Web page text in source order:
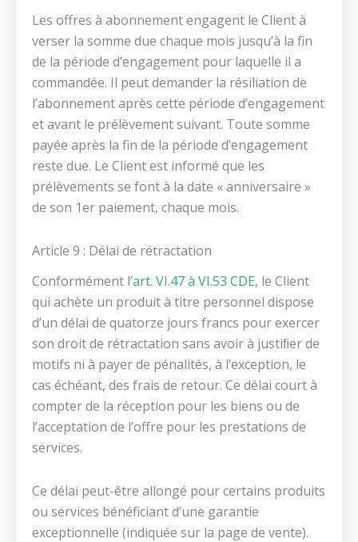
Les offres à abonnement engagent le Client à
verser la somme due chaque mois jusqu’à la fin
de la période d’engagement pour laquelle il a
commandée. Il peut demander la résiliation de
l’abonnement après cette période d’engagement
et avant le prélèvement suivant. Toute somme
payée après la fin de la période d’engagement
reste due. Le Client est informé que les
prélèvements se font à la date « anniversaire »
de son 1er paiement, chaque mois.
Article 9 : Délai de rétractation
Conformément l’art. VI.47 à VI.53 CDE, le Client
qui achète un produit à titre personnel dispose
d’un délai de quatorze jours francs pour exercer
son droit de rétractation sans avoir à justiﬁer de
motifs ni à payer de pénalités, à l’exception, le
cas échéant, des frais de retour. Ce délai court à
compter de la réception pour les biens ou de
l’acceptation de l’offre pour les prestations de
services.
Ce délai peut-être allongé pour certains produits
ou services bénéficiant d’une garantie
exceptionnelle (indiquée sur la page de vente).